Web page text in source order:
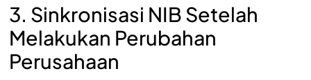
3. Sinkronisasi NIB Setelah
Melakukan Perubahan
Perusahaan